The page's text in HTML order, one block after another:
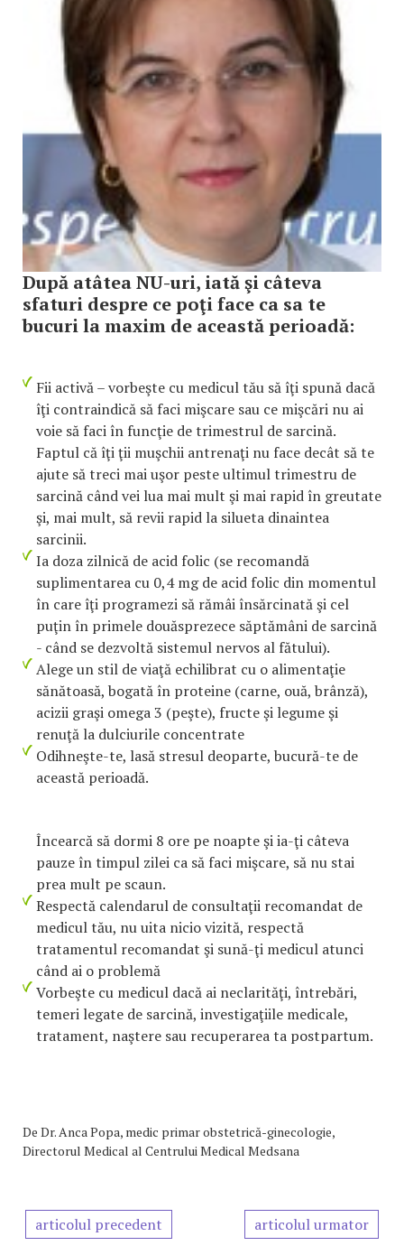
După atâtea NU-uri, iată şi câteva
sfaturi despre ce poţi face ca sa te
bucuri la maxim de această perioadă:
Fii activă – vorbeşte cu medicul tău să îţi spună dacă
îţi contraindică să faci mişcare sau ce mişcări nu ai
voie să faci în funcţie de trimestrul de sarcină.
Faptul că îţi ţii muşchii antrenaţi nu face decât să te
ajute să treci mai uşor peste ultimul trimestru de
sarcină când vei lua mai mult şi mai rapid în greutate
şi, mai mult, să revii rapid la silueta dinaintea
sarcinii.
Ia doza zilnică de acid folic (se recomandă
suplimentarea cu 0,4 mg de acid folic din momentul
în care îţi programezi să rămâi însărcinată şi cel
puţin în primele douăsprezece săptămâni de sarcină
- când se dezvoltă sistemul nervos al fătului).
Alege un stil de viaţă echilibrat cu o alimentaţie
sănătoasă, bogată în proteine (carne, ouă, brânză),
acizii graşi omega 3 (peşte), fructe şi legume şi
renuţă la dulciurile concentrate
Odihneşte-te, lasă stresul deoparte, bucură-te de
această perioadă.
Încearcă să dormi 8 ore pe noapte şi ia-ţi câteva
pauze în timpul zilei ca să faci mişcare, să nu stai
prea mult pe scaun.
Respectă calendarul de consultaţii recomandat de
medicul tău, nu uita nicio vizită, respectă
tratamentul recomandat şi sună-ţi medicul atunci
când ai o problemă
Vorbeşte cu medicul dacă ai neclarităţi, întrebări,
temeri legate de sarcină, investigaţiile medicale,
tratament, naştere sau recuperarea ta postpartum.
De Dr. Anca Popa, medic primar obstetrică-ginecologie,
Directorul Medical al Centrului Medical Medsana
articolul precedent articolul urmator